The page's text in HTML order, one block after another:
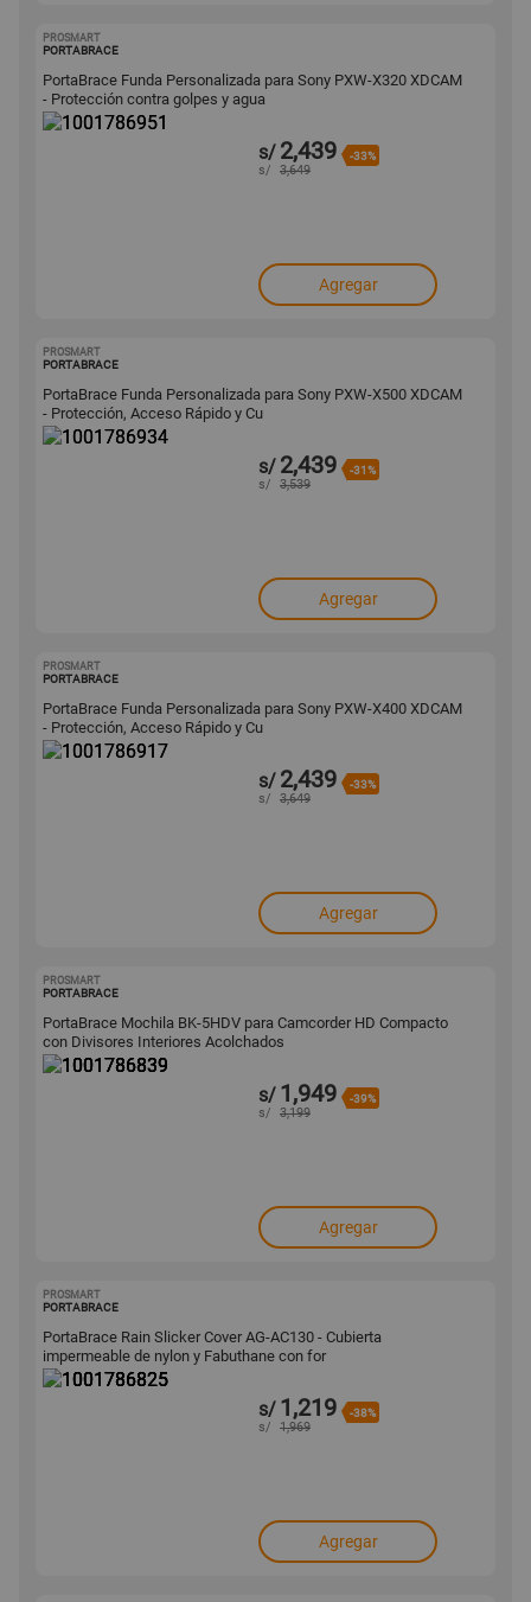
PROSMART
PORTABRACE
PortaBrace Funda Personalizada para Sony PXW-X320 XDCAM
- Protección contra golpes y agua
s/ 2,439 -33%
s/ 3,649
Agregar
PROSMART
PORTABRACE
PortaBrace Funda Personalizada para Sony PXW-X500 XDCAM
- Protección, Acceso Rápido y Cu
s/ 2,439 -31%
s/ 3,539
Agregar
PROSMART
PORTABRACE
PortaBrace Funda Personalizada para Sony PXW-X400 XDCAM
- Protección, Acceso Rápido y Cu
s/ 2,439 -33%
s/ 3,649
Agregar
PROSMART
PORTABRACE
PortaBrace Mochila BK-5HDV para Camcorder HD Compacto
con Divisores Interiores Acolchados
s/ 1,949 -39%
s/ 3,199
Agregar
PROSMART
PORTABRACE
PortaBrace Rain Slicker Cover AG-AC130 - Cubierta
impermeable de nylon y Fabuthane con for
s/ 1,219 -38%
s/ 1,969
Agregar